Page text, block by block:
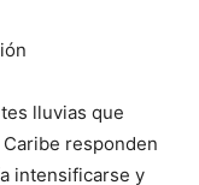
lluvias que
responden
intensificarse y